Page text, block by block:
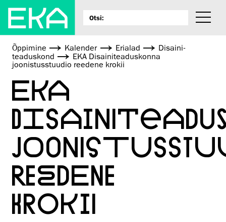
Õppimine Kalender Erialad
Disaini­­
teaduskond
EKA Disainiteaduskonna
joonistusstuudio reedene krokii
EKA
REEDENE
KROKII